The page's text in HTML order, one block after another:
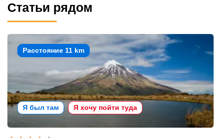
Статьи рядом
Расстояние 11 km
Я был там Я хочу пойти туда